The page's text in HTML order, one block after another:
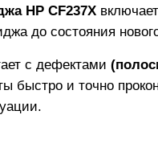
HP CF237X
до состояния
с дефектами
быстро и точно